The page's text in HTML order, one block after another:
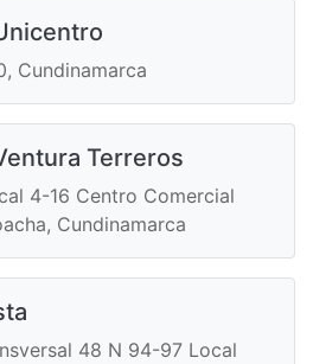
Cundinamarca
Terreros
4-16 Centro Comercial
Cundinamarca
48 N 94-97 Local